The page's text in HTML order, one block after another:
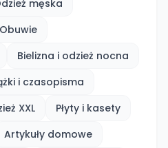
męska
Obuwie
Bielizna i odzież nocna
i czasopisma
XXL
Płyty i kasety
Artykuły domowe